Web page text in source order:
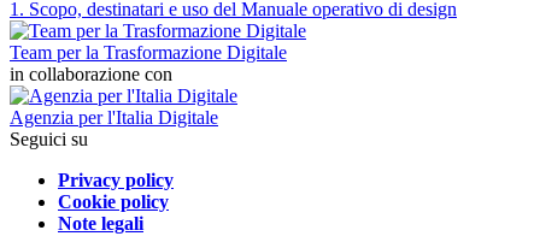
1. Scopo, destinatari e uso del Manuale operativo di design
Team per la Trasformazione Digitale
in collaborazione con
Agenzia per l'Italia Digitale
Seguici su
Privacy policy
Cookie policy
Note legali